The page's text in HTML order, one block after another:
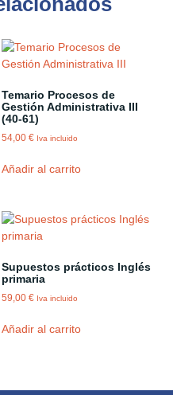
Temario Procesos de
Gestión Administrativa III
(40-61)
54,00€ Iva incluido
Añadir al carrito
Supuestos prácticos Inglés
primaria
59,00€ Iva incluido
Añadir al carrito